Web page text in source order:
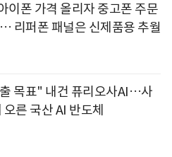
이폰 가격 올리자 중고폰 주문
리퍼폰 패널은 신제품용 추월
목표" 내건 퓨리오사AI…사
른 국산 AI 반도체